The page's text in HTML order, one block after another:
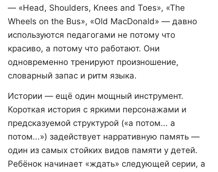
— «Head, Shoulders, Knees and Toes», «The
Wheels on the Bus», «Old MacDonald» — давно
используются педагогами не потому что
красиво, а потому что работают. Они
одновременно тренируют произношение,
словарный запас и ритм языка.
Истории — ещё один мощный инструмент.
Короткая история с яркими персонажами и
предсказуемой структурой («а потом... а
потом...») задействует нарративную память —
один из самых стойких видов памяти у детей.
Ребёнок начинает «ждать» следующей серии, а